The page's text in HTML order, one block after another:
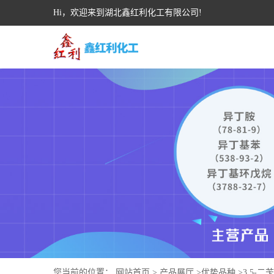
Hi，欢迎来到湖北鑫红利化工有限公司!